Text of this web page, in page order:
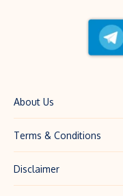
About Us
Terms & Conditions
Disclaimer